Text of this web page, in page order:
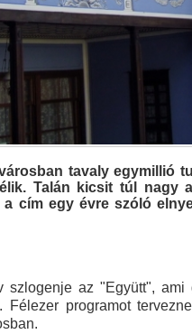
tavaly egymillió
Talán kicsit túl nagy
a cím egy évre szóló
szlogenje az "Együtt", ami
Félezer programot